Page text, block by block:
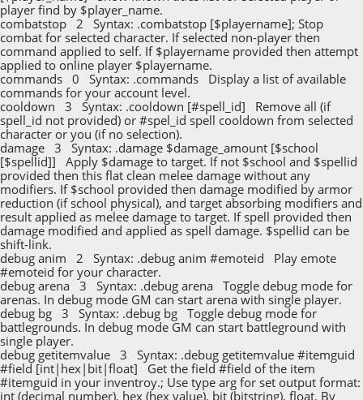
player find by $player_name.
combatstop 2 Syntax: .combatstop [$playername]; Stop
combat for selected character. If selected non-player then
command applied to self. If $playername provided then attempt
applied to online player $playername.
commands 0 Syntax: .commands Display a list of available
commands for your account level.
cooldown 3 Syntax: .cooldown [#spell_id] Remove all (if
spell_id not provided) or #spel_id spell cooldown from selected
character or you (if no selection).
damage 3 Syntax: .damage $damage_amount [$school
[$spellid]] Apply $damage to target. If not $school and $spellid
provided then this flat clean melee damage without any
modifiers. If $school provided then damage modified by armor
reduction (if school physical), and target absorbing modifiers and
result applied as melee damage to target. If spell provided then
damage modified and applied as spell damage. $spellid can be
shift-link.
debug anim 2 Syntax: .debug anim #emoteid Play emote
#emoteid for your character.
debug arena 3 Syntax: .debug arena Toggle debug mode for
arenas. In debug mode GM can start arena with single player.
debug bg 3 Syntax: .debug bg Toggle debug mode for
battlegrounds. In debug mode GM can start battleground with
single player.
debug getitemvalue 3 Syntax: .debug getitemvalue #itemguid
#field [int|hex|bit|float] Get the field #field of the item
#itemguid in your inventroy.; Use type arg for set output format:
int (decimal number), hex (hex value), bit (bitstring), float. By